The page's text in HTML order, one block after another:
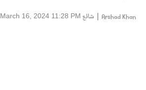
Arshad Khan
| شائع March 16, 2024 11:28 PM